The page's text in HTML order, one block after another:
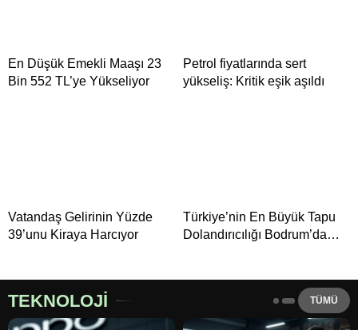
En Düşük Emekli Maaşı 23
Bin 552 TL’ye Yükseliyor
Petrol fiyatlarında sert
yükseliş: Kritik eşik aşıldı
Vatandaş Gelirinin Yüzde
39’unu Kiraya Harcıyor
Türkiye’nin En Büyük Tapu
Dolandırıcılığı Bodrum’da
TEKNOLOJİ TÜMÜ